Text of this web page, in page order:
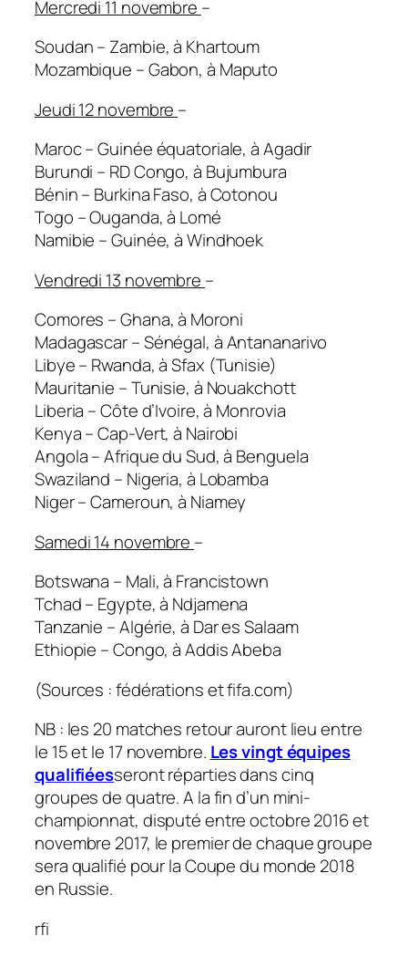
Mercredi 11 novembre –
Soudan – Zambie, à Khartoum
Mozambique – Gabon, à Maputo
Jeudi 12 novembre –
Maroc – Guinée équatoriale, à Agadir
Burundi – RD Congo, à Bujumbura
Bénin – Burkina Faso, à Cotonou
Togo – Ouganda, à Lomé
Namibie – Guinée, à Windhoek
Vendredi 13 novembre –
Comores – Ghana, à Moroni
Madagascar – Sénégal, à Antananarivo
Libye – Rwanda, à Sfax (Tunisie)
Mauritanie – Tunisie, à Nouakchott
Liberia – Côte d’Ivoire, à Monrovia
Kenya – Cap-Vert, à Nairobi
Angola – Afrique du Sud, à Benguela
Swaziland – Nigeria, à Lobamba
Niger – Cameroun, à Niamey
Samedi 14 novembre –
Botswana – Mali, à Francistown
Tchad – Egypte, à Ndjamena
Tanzanie – Algérie, à Dar es Salaam
Ethiopie – Congo, à Addis Abeba
(Sources : fédérations et fifa.com)
NB : les 20 matches retour auront lieu entre
le 15 et le 17 novembre. Les vingt équipes
qualifiéesseront réparties dans cinq
groupes de quatre. A la fin d’un mini-
championnat, disputé entre octobre 2016 et
novembre 2017, le premier de chaque groupe
sera qualifié pour la Coupe du monde 2018
en Russie.
rfi